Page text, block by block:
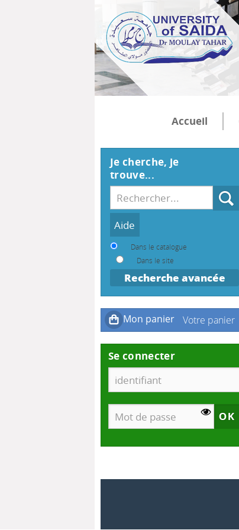
Accueil
Je cherche, je
trouve...
Dans le catalogue
Dans le site
Recherche avancée
Se connecter